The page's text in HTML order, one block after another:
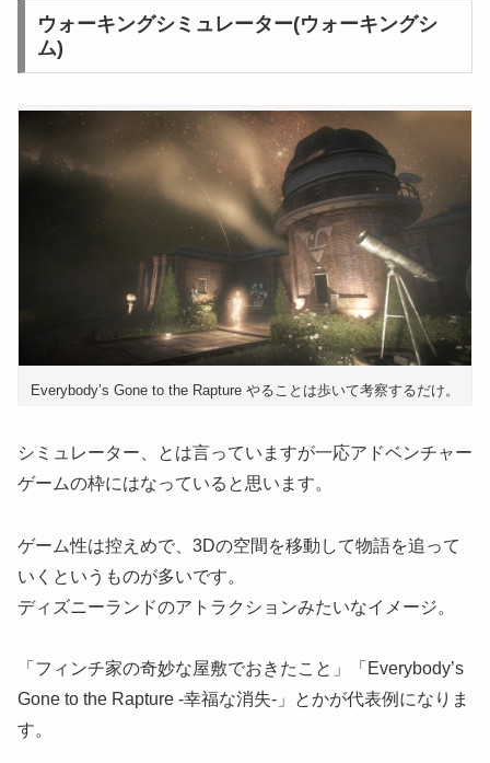
ウォーキングシミュレーター(ウォーキングシ
ム)
Everybody’s Gone to the Rapture やることは歩いて考察するだけ。
シミュレーター、とは言っていますが一応アドベンチャー
ゲームの枠にはなっていると思います。
ゲーム性は控えめで、3Dの空間を移動して物語を追って
いくというものが多いです。
ディズニーランドのアトラクションみたいなイメージ。
「フィンチ家の奇妙な屋敷でおきたこと」「Everybody’s
Gone to the Rapture -幸福な消失-」とかが代表例になりま
す。